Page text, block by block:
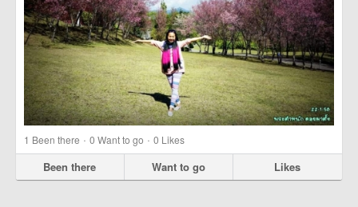
1 Been there · 0 Want to go · 0 Likes
Been there Want to go Likes